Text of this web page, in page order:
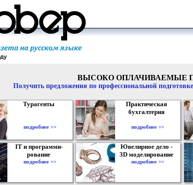
ВЫСОКО ОПЛАЧИВАЕМЫЕ
Получить предложения по профессиональной
Турагенты
подробнее >>
Практическая
бухгалтерия
подробнее >>
IT и программи-
рование
подробнее >>
Ювелирное дело -
3D моделирование
подробнее >>